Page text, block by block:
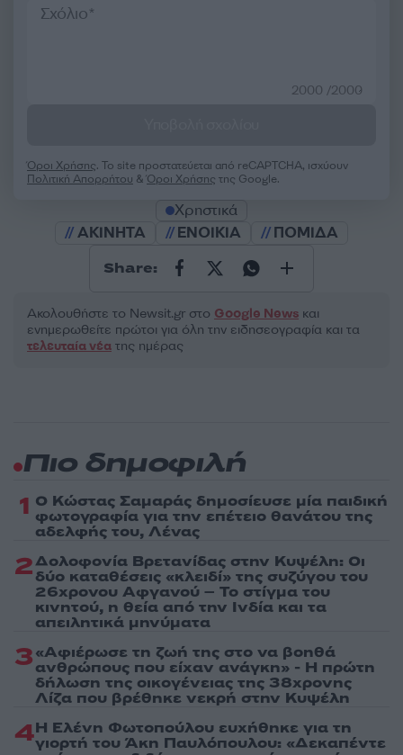
2000 /2000
Όροι Χρήσης. Το site προστατεύεται από reCAPTCHA, ισχύουν
Πολιτική Απορρήτου &Όροι Χρήσης της Google.
Χρηστικά
ΑΚΙΝΗΤΑ
ΕΝΟΙΚΙΑ ΠΟΜΙΔΑ
Share:
Ακολουθήστε το Νewsit.gr στο Google News και
ενημερωθείτε πρώτοι για όλη την ειδησεογραφία και τα
τελευταία νέα της ημέρας
Πιο δημοφιλή
1 Ο Κώστας Σαμαράς δημοσίευσε μία παιδική
φωτογραφία για την επέτειο θανάτου της
αδελφής του, Λένας
2Δολοφονία Βρετανίδας στην Κυψέλη: Οι
δύο καταθέσεις «κλειδί» της συζύγου του
26χρονου Αφγανού – Το στίγμα του
κινητού, η θεία από την Ινδία και τα
απειλητικά μηνύματα
3«Αφιέρωσε τη ζωή της στο να βοηθά
ανθρώπους που είχαν ανάγκη» - Η πρώτη
δήλωση της οικογένειας της 38χρονης
Λίζα που βρέθηκε νεκρή στην Κυψέλη
4Η Ελένη Φωτοπούλου ευχήθηκε για τη
γιορτή του Άκη Παυλόπουλου: «Δεκαπέντε